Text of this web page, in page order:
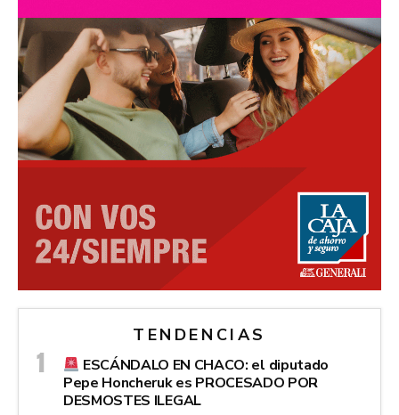
TENDENCIAS
ESCÁNDALO EN CHACO: el diputado
Pepe Honcheruk es PROCESADO POR
DESMOSTES ILEGAL